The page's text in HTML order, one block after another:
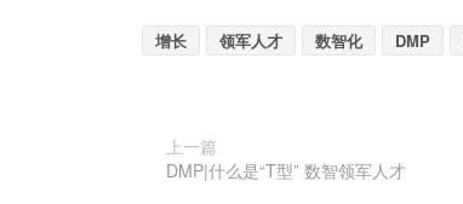
增长 领军人才 数智化 DMP
上一篇
DMP|什么是“T型” 数智领军人才